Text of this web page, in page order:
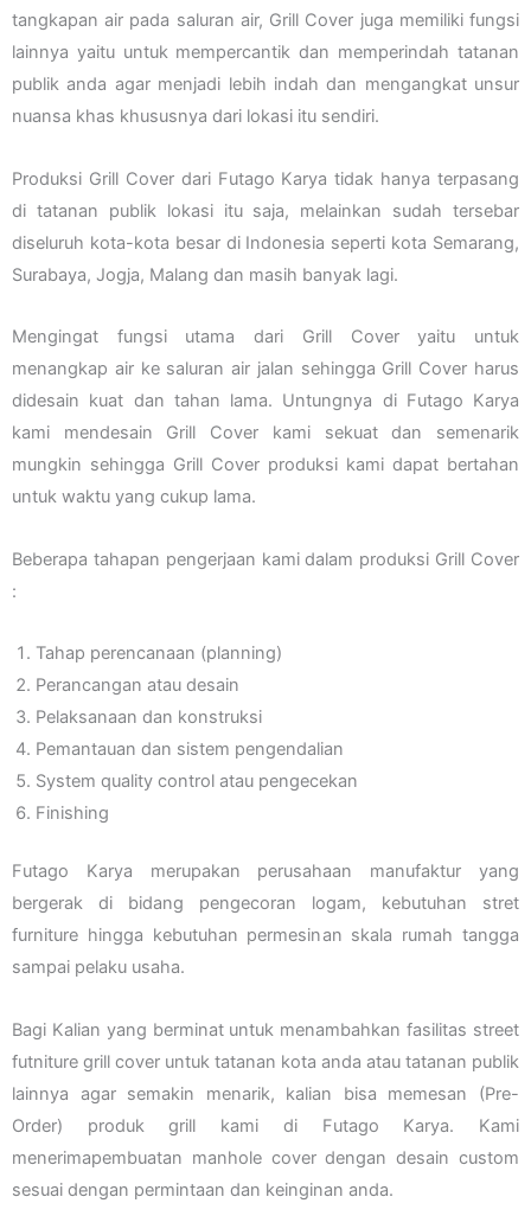
tangkapan air pada saluran air, Grill Cover juga memiliki fungsi
lainnya yaitu untuk mempercantik dan memperindah tatanan
publik anda agar menjadi lebih indah dan mengangkat unsur
nuansa khas khususnya dari lokasi itu sendiri.
Produksi Grill Cover dari Futago Karya tidak hanya terpasang
di tatanan publik lokasi itu saja, melainkan sudah tersebar
diseluruh kota-kota besar di Indonesia seperti kota Semarang,
Surabaya, Jogja, Malang dan masih banyak lagi.
Mengingat fungsi utama dari Grill Cover yaitu untuk
menangkap air ke saluran air jalan sehingga Grill Cover harus
didesain kuat dan tahan lama. Untungnya di Futago Karya
kami mendesain Grill Cover kami sekuat dan semenarik
mungkin sehingga Grill Cover produksi kami dapat bertahan
untuk waktu yang cukup lama.
Beberapa tahapan pengerjaan kami dalam produksi Grill Cover
:
Tahap perencanaan (planning)
Perancangan atau desain
Pelaksanaan dan konstruksi
Pemantauan dan sistem pengendalian
System quality control atau pengecekan
Finishing
Futago Karya merupakan perusahaan manufaktur yang
bergerak di bidang pengecoran logam, kebutuhan stret
furniture hingga kebutuhan permesinan skala rumah tangga
sampai pelaku usaha.
Bagi Kalian yang berminat untuk menambahkan fasilitas street
futniture grill cover untuk tatanan kota anda atau tatanan publik
lainnya agar semakin menarik, kalian bisa memesan (Pre-
Order) produk grill kami di Futago Karya. Kami
menerimapembuatan manhole cover dengan desain custom
sesuai dengan permintaan dan keinginan anda.